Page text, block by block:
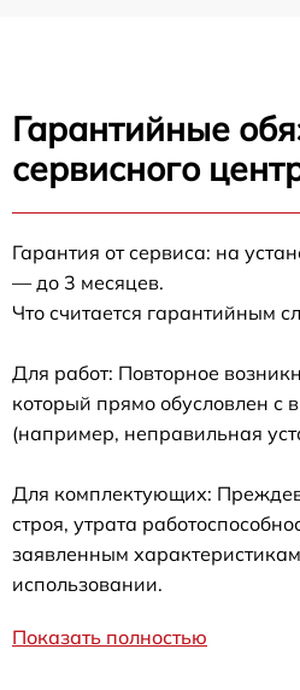
Гарантийные
сервисного
Гарантия от сервиса: на
— до 3 месяцев.
Что считается гарантийным
Для работ: Повторное
который прямо обусловлен с
(например, неправильная
Для комплектующих:
строя, утрата
заявленным
использовании.
Показать полностью